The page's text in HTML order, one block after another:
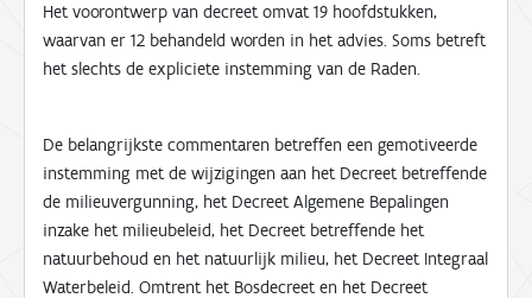
Het voorontwerp van decreet omvat 19 hoofdstukken,
waarvan er 12 behandeld worden in het advies. Soms betreft
het slechts de expliciete instemming van de Raden.
De belangrijkste commentaren betreffen een gemotiveerde
instemming met de wijzigingen aan het Decreet betreffende
de milieuvergunning, het Decreet Algemene Bepalingen
inzake het milieubeleid, het Decreet betreffende het
natuurbehoud en het natuurlijk milieu, het Decreet Integraal
Waterbeleid. Omtrent het Bosdecreet en het Decreet